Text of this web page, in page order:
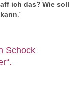
ich das? Wie soll
.“
Schock